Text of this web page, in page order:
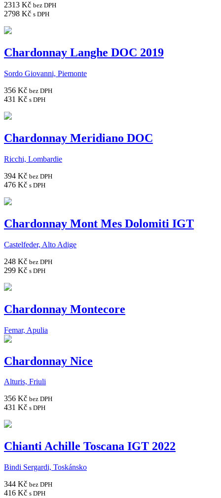
2313 Kč bez DPH
2798 Kč s DPH
Chardonnay Langhe DOC 2019
Sordo Giovanni, Piemonte
356 Kč bez DPH
431 Kč s DPH
Chardonnay Meridiano DOC
Ricchi, Lombardie
394 Kč bez DPH
476 Kč s DPH
Chardonnay Mont Mes Dolomiti IGT
Castelfeder, Alto Adige
248 Kč bez DPH
299 Kč s DPH
Chardonnay Montecore
Femar, Apulia
Chardonnay Nice
Alturis, Friuli
356 Kč bez DPH
431 Kč s DPH
Chianti Achille Toscana IGT 2022
Bindi Sergardi, Toskánsko
344 Kč bez DPH
416 Kč s DPH